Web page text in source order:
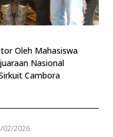
Oleh Mahasiswa
Nasional
Cambora
02/2026